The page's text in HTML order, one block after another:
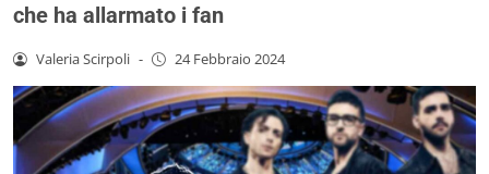
che ha allarmato i fan
Valeria Scirpoli - 24 Febbraio 2024